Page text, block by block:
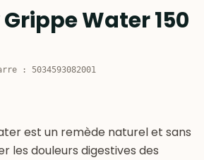
Water 150
: 5034593082001
est un remède naturel et sans
les douleurs digestives des